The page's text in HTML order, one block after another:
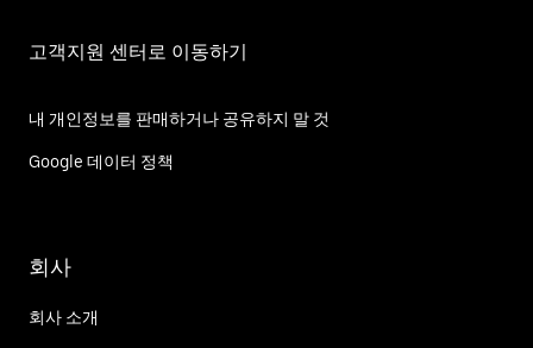
고객지원 센터로 이동하기
내 개인정보를 판매하거나 공유하지 말 것
Google 데이터 정책
회사
회사 소개